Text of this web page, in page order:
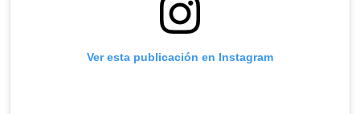
Ver esta publicación en Instagram